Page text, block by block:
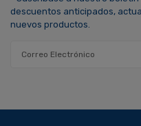
descuentos anticipados,
nuevos productos.